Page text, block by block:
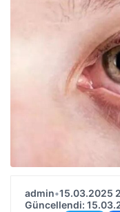
admin•15.03.2025
Güncellendi: